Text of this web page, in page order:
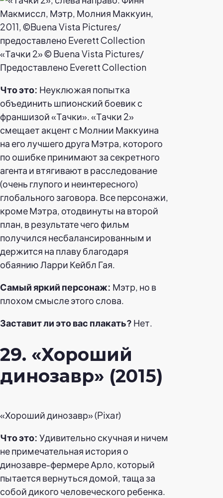
«Тачки 2» © Buena Vista Pictures/
Предоставлено Everett Collection
Что это: Неуклюжая попытка
объединить шпионский боевик с
франшизой «Тачки». «Тачки 2»
смещает акцент с Молнии Маккуина
на его лучшего друга Мэтра, которого
по ошибке принимают за секретного
агента и втягивают в расследование
(очень глупого и неинтересного)
глобального заговора. Все персонажи,
кроме Мэтра, отодвинуты на второй
план, в результате чего фильм
получился несбалансированным и
держится на плаву благодаря
обаянию Ларри Кейбл Гая.
Самый яркий персонаж: Мэтр, но в
плохом смысле этого слова.
Заставит ли это вас плакать? Нет.
29. «Хороший
динозавр» (2015)
«Хороший динозавр» (Pixar)
Что это: Удивительно скучная и ничем
не примечательная история о
динозавре-фермере Арло, который
пытается вернуться домой, таща за
собой дикого человеческого ребенка.